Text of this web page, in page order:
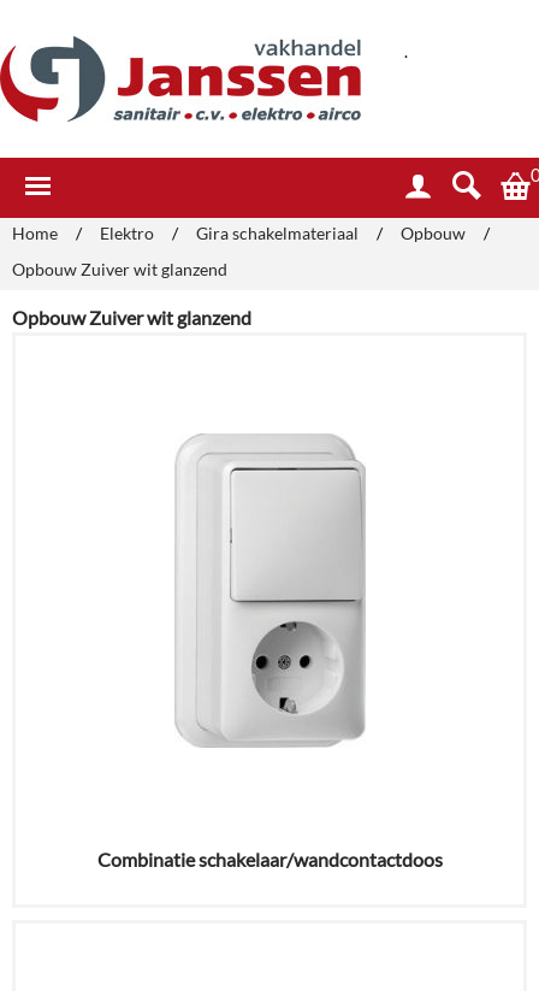
.
Home / Elektro / Gira schakelmateriaal / Opbouw
/
Opbouw Zuiver wit glanzend
Opbouw Zuiver wit glanzend
Combinatie schakelaar/wandcontactdoos